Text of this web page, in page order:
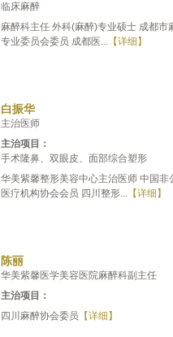
临床麻醉
麻醉科主任 外科(麻醉)专业硕士 成都市
专业委员会委员 成都医... 【详细】
白振华
主治医师
主治项目：
手术隆鼻、双眼皮、面部综合塑形
华美紫馨整形美容中心主治医师 中国非
医疗机构协会会员 四川整形... 【详细】
陈丽
华美紫馨医学美容医院麻醉科副主任
主治项目：
四川麻醉协会委员 【详细】